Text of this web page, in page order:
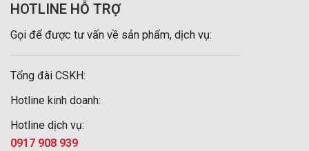
HOTLINE HỖ TRỢ
Gọi để được tư vấn về sản phẩm, dịch vụ:
Tổng đài CSKH:
Hotline kinh doanh:
Hotline dịch vụ:
0917 908 939